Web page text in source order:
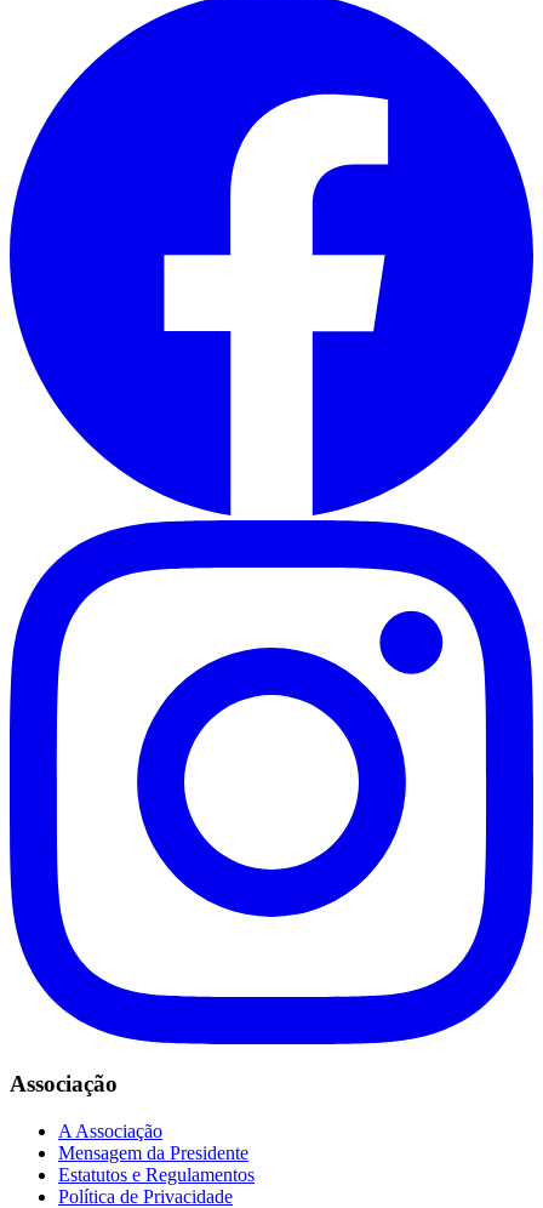
Associação
A Associação
Mensagem da Presidente
Estatutos e Regulamentos
Política de Privacidade